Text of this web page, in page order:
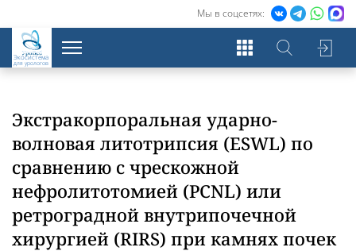
Мы в соцсетях:
Экосистема
для урологов
Экстракорпоральная ударно-
волновая литотрипсия (ESWL) по
сравнению с чрескожной
нефролитотомией (PCNL) или
ретроградной внутрипочечной
хирургией (RIRS) при камнях почек